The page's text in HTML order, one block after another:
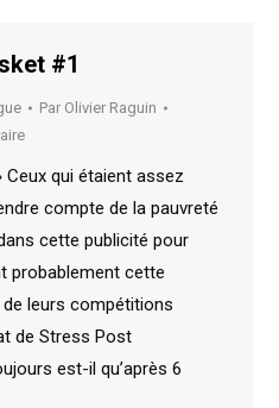
#1
Par Olivier Raguin
Ceux qui étaient assez
compte de la pauvreté
cette publicité pour
probablement cette
leurs compétitions
de Stress Post
est-il qu’après 6